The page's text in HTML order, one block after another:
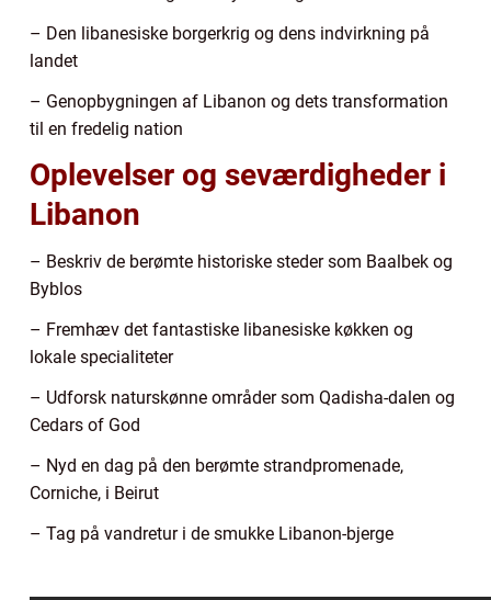
– Den libanesiske borgerkrig og dens indvirkning på
landet
– Genopbygningen af Libanon og dets transformation
til en fredelig nation
Oplevelser og seværdigheder i
Libanon
– Beskriv de berømte historiske steder som Baalbek og
Byblos
– Fremhæv det fantastiske libanesiske køkken og
lokale specialiteter
– Udforsk naturskønne områder som Qadisha-dalen og
Cedars of God
– Nyd en dag på den berømte strandpromenade,
Corniche, i Beirut
– Tag på vandretur i de smukke Libanon-bjerge